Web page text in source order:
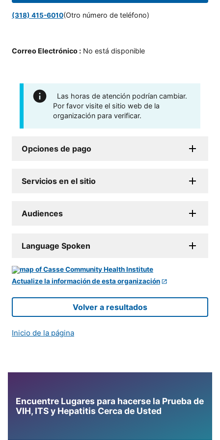
(318) 415-6010(Otro número de teléfono)
Correo Electrónico : No está disponible
Las horas de atención podrían cambiar.
Por favor visite el sitio web de la
organización para verificar.
Opciones de pago
Servicios en el sitio
Audiences
Language Spoken
Actualize la información de esta organización
Volver a resultados
Inicio de la página
Encuentre Lugares para hacerse la Prueba de
VIH, ITS y Hepatitis Cerca de Usted